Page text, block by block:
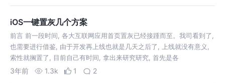
iOS一键置灰几个方案
前言 前一段时间, 各大互联网应用首页置灰已经接踵而至。我司看到了,
也需要进行借鉴, 由于开发再上线也就是几天之后了, 上线就没有意义,
索性就搁置了, 目前自己有时间, 拿出来研究研究, 首先是各
3年前 1.3k 1 2